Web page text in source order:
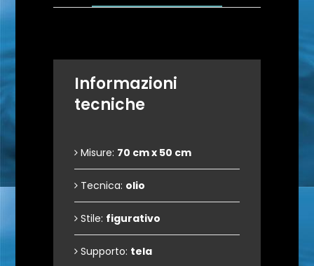
Informazioni
tecniche
Misure: 70 cm x 50 cm
Tecnica: olio
Stile: figurativo
Supporto: tela